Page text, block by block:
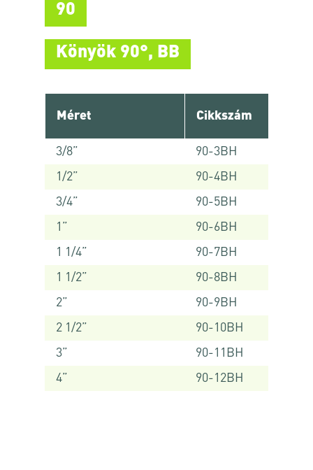
90
Könyök 90°, BB
Méret Cikkszám
3/8”
90-3BH
1/2”
90-4BH
3/4”
90-5BH
1”
90-6BH
1 1/4”
90-7BH
1 1/2”
90-8BH
2”
90-9BH
2 1/2”
90-10BH
3”
90-11BH
4”
90-12BH